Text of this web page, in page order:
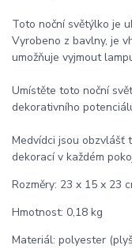
Toto noční světýlko je
Vyrobeno z bavlny, je
umožňuje vyjmout
Umístěte toto noční
dekorativního
Medvídci jsou obzvlášť
dekorací v každém
Rozměry: 23 x 15 x 23
Hmotnost: 0,18 kg
Materiál: polyester